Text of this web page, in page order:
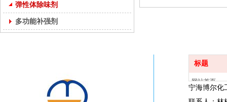
弹性体除味剂
多功能补强剂
标题
网站首页
宁海博